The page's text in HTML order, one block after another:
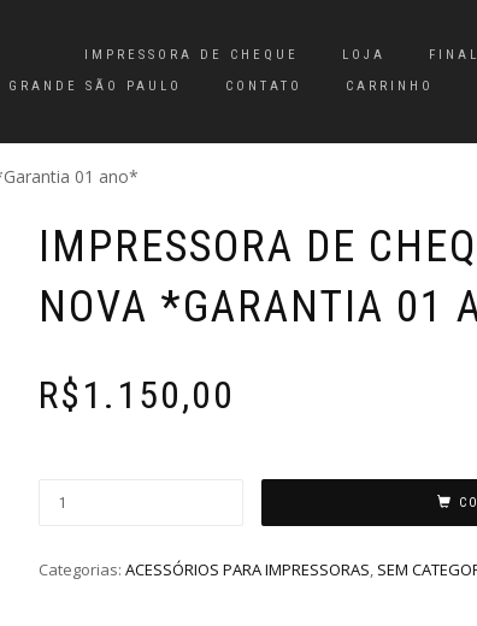
IMPRESSORA DE CHEQUE LOJA
SÃO PAULO
CONTATO CARRINHO
01 ano*
IMPRESSORA DE
NOVA *GARANTIA 01
R$1.150,00
Categorias: ACESSÓRIOS PARA IMPRESSORAS, SEM